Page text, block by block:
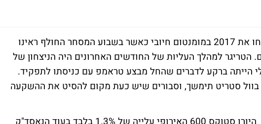
המדדים המובילים בוול סטריט פתחו את 2017 במומנטום חיובי כאשר בשבוע המסחר החולף ראינו
למהלך העליות של החודשים האחרונים היה הניצחון של
הייתה ברקע לדברים שהחל מבצע טראמפ עם כניסתו לתפקיד.
בוול סטריט תימשך, וסבורים שיש כעת מקום להסיט את ההשקעה